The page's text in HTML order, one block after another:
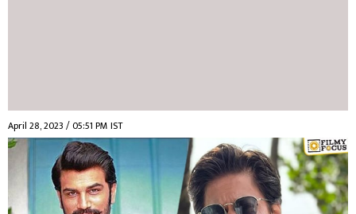
April 28, 2023 / 05:51 PM IST